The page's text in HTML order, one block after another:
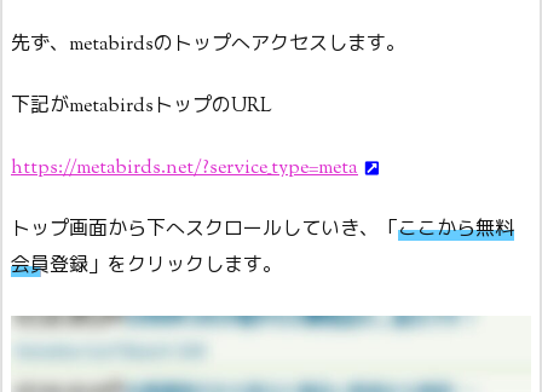
先ず、metabirdsのトップへアクセスします。
下記がmetabirdsトップのURL
https://metabirds.net/?service_type=meta
トップ画面から下へスクロールしていき、「 ここから無料
会員登録」をクリックします。